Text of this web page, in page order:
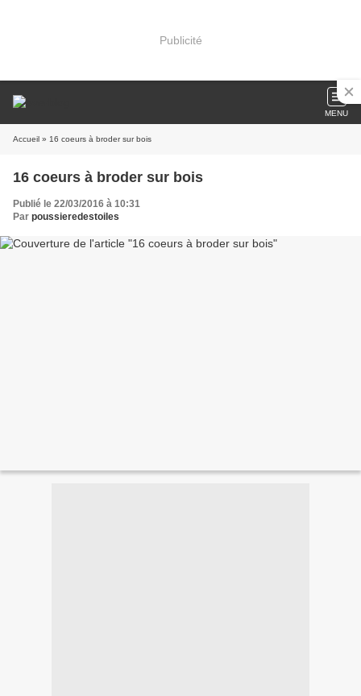
Publicité
MENU
Accueil » 16 coeurs à broder sur bois
16 coeurs à broder sur bois
Publié le 22/03/2016 à 10:31
Par poussieredestoiles